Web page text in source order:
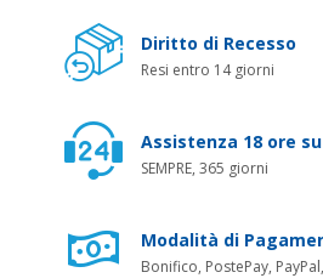
Diritto di Recesso
Resi entro 14 giorni
Assistenza 18 ore
SEMPRE, 365 giorni
Modalità di
Bonifico, PostePay,